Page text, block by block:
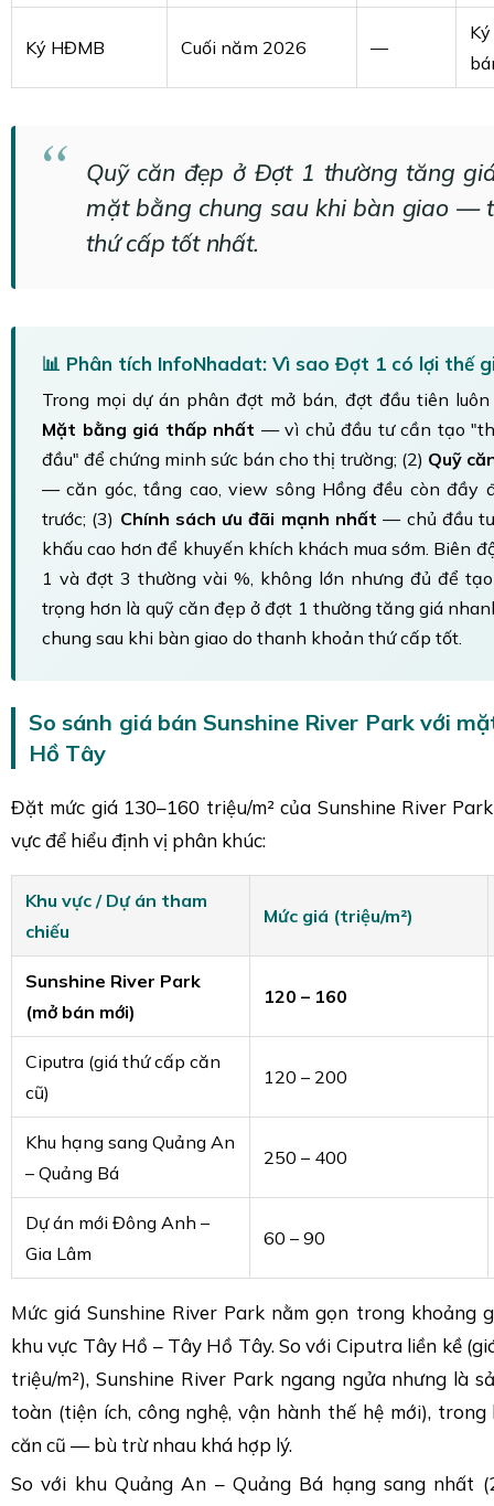
Ký HĐMB Cuối năm 2026 —
Quỹ căn đẹp ở Đợt 1 thường tăng
mặt bằng chung sau khi bàn giao —
thứ cấp tốt nhất.
📊 Phân tích InfoNhadat: Vì sao Đợt 1 có lợi thế
Trong mọi dự án phân đợt mở bán, đợt đầu tiên
Mặt bằng giá thấp nhất — vì chủ đầu tư cần tạo
đầu" để chứng minh sức bán cho thị trường; (2) Quỹ
— căn góc, tầng cao, view sông Hồng đều còn đầy
trước; (3) Chính sách ưu đãi mạnh nhất — chủ đầu
khấu cao hơn để khuyến khích khách mua sớm. Biên
1 và đợt 3 thường vài %, không lớn nhưng đủ để tạo
trọng hơn là quỹ căn đẹp ở đợt 1 thường tăng giá
chung sau khi bàn giao do thanh khoản thứ cấp tốt.
So sánh giá bán Sunshine River Park với
Hồ Tây
Đặt mức giá 130–160 triệu/m² của Sunshine River
vực để hiểu định vị phân khúc:
Khu vực / Dự án tham
chiếu
Mức giá (triệu/m²)
Sunshine River Park
(mở bán mới)
120 – 160
Ciputra (giá thứ cấp căn
cũ)
120 – 200
Khu hạng sang Quảng An
– Quảng Bá
250 – 400
Dự án mới Đông Anh –
Gia Lâm
60 – 90
Mức giá Sunshine River Park nằm gọn trong khoảng
khu vực Tây Hồ – Tây Hồ Tây. So với Ciputra liền kề
triệu/m²), Sunshine River Park ngang ngửa nhưng là
toàn (tiện ích, công nghệ, vận hành thế hệ mới),
căn cũ — bù trừ nhau khá hợp lý.
So với khu Quảng An – Quảng Bá hạng sang nhất